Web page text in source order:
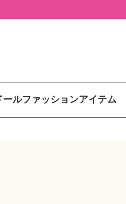
ールファッションアイテム